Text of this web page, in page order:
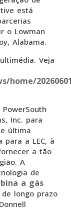
está
o Lowman
Alabama.
Veja
home/
Inc. para
última
para a LEC, à
a tão
A
de
a gás
longo prazo